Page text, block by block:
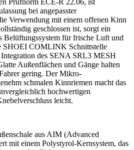
bei angepasster
Verwendung mit einem offenen Kinn
geschlossen ist, sorgt ein
Belüftungssystem für frische Luft und
SHOEI COMLINK Schnittstelle
des SENA SRL3 MESH
Außenflächen und Gänge halten
gering. Der Mikro-
schmalen Kinnriemen macht das
hochwertigen
leicht.
aus AIM (Advanced
mit einem Polystyrol-Kernsystem, das